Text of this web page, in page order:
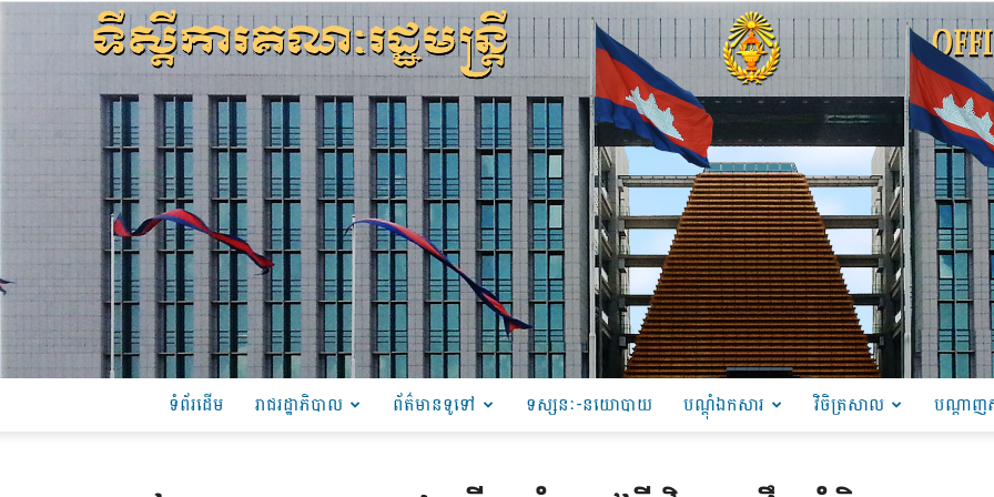
ទំព័រដើម រាជរដ្ឋាភិបាល ព័ត៌មានទូទៅ ទស្សនៈ-នយោបាយ បណ្ដុំឯកសារ វិចិត្រសាល បណ្តាញ